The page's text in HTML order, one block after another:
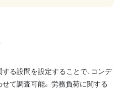
る設問を設定することで、コンデ
て調査可能。 労務負荷に関する